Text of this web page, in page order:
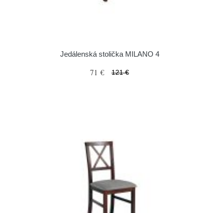
Jedálenská stolička MILANO 4
71 € 121 €